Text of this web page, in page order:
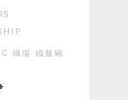
職場 鐵飯碗